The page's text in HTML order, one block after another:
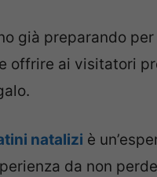
già preparando
offrire ai visitatori
natalizi è
da non